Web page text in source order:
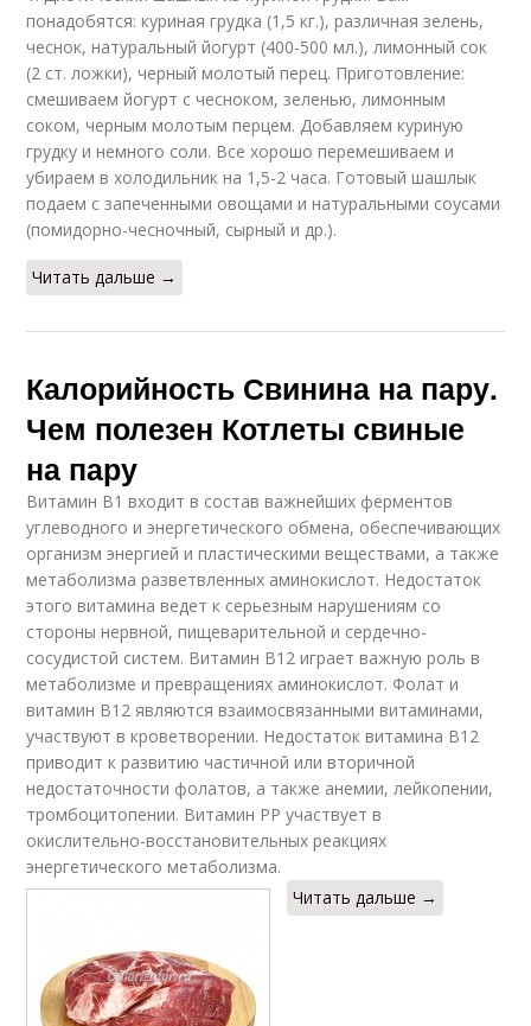
Свинин в кулинарии
Шашлык из постной
свинины
понадобятся: куриная грудка (1,5 кг.), различная зелень,
чеснок, натуральный йогурт (400-500 мл.), лимонный сок
(2 ст. ложки), черный молотый перец. Приготовление:
смешиваем йогурт с чесноком, зеленью, лимонным
соком, черным молотым перцем. Добавляем куриную
грудку и немного соли. Все хорошо перемешиваем и
убираем в холодильник на 1,5-2 часа. Готовый шашлык
подаем с запеченными овощами и натуральными соусами
(помидорно-чесночный, сырный и др.).
Читать дальше →
Калорийность Свинина на пару.
Чем полезен Котлеты свиные
на пару
Витамин В1 входит в состав важнейших ферментов
углеводного и энергетического обмена, обеспечивающих
организм энергией и пластическими веществами, а также
метаболизма разветвленных аминокислот. Недостаток
этого витамина ведет к серьезным нарушениям со
стороны нервной, пищеварительной и сердечно-
сосудистой систем. Витамин В12 играет важную роль в
метаболизме и превращениях аминокислот. Фолат и
витамин В12 являются взаимосвязанными витаминами,
участвуют в кроветворении. Недостаток витамина В12
приводит к развитию частичной или вторичной
недостаточности фолатов, а также анемии, лейкопении,
тромбоцитопении. Витамин РР участвует в
окислительно-восстановительных реакциях
энергетического метаболизма.
Читать дальше →